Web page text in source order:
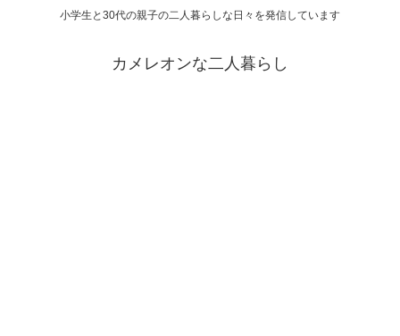
小学生と30代の親子の二人暮らしな日々を発信しています
カメレオンな二人暮らし